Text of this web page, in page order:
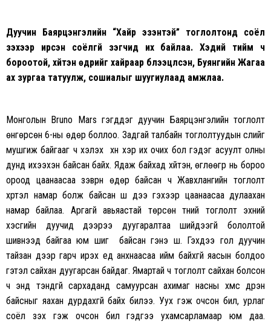
Дуучин Баярцэнгэлийн “Хайр эзэнтэй” тоглолтонд соёл
үзэхээр ирсэн соёлгүй үзэгчид их байлаа. Хэдий тийм ч
бороотой, хүйтэн өдрийг хайраар бүлээцүүлсэн, Буянгийн Жагаа
ах зургаа татуулж, сошиалыг шуугиулаад амжлаа.
Монголын Bruno Mars гэгддэг дуучин Баярцэнгэлийн тоглолт
өнгөрсөн 6-ны өдөр боллоо. Задгай талбайн тоглолтуудын сүүлийг
мушгиж байгааг ч хэлэх үү хүн хэр их очих бол гэдэг асуулт олны
дунд ихээхэн байсан байх. Ядаж байхад хүйтэн, өглөөгүүүр нь бороо
ороод цаанаасаа зэврүүн өдөр байсан ч Жавхлангийн тоглолт
хүртэл намар болж байсан шүү дээ гэхээр цаанаасаа дулаахан
намар байлаа. Аргагүй авьяастай төрсөн түүний тоглолт эхний
хэсгийн дуучид дээрээ дуугаралтаа шийдээгүй бололтой
шивнээд байгаа юм шиг байсан гэнэ шүү. Гэхдээ гол дуучин
тайзан дээр гарч ирэх үед анхнаасаа ийм байхгүй яасын болдоо
гэтэл сайхан дуугарсан байдаг. Ямартай ч тоглолт сайхан болсон
ч энд тэндгүй сархаданд самуурсан ахимаг насны хүмүүс дүүрэн
байсныг яахан дурдахгүй байх билээ. Уух гэж очсон билүү, урлаг
соёл үзэх гэж очсон билүү гэдгээ ухамсарламаар юм даа.